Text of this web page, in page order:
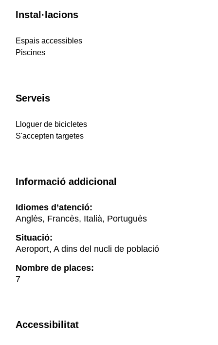
Instal·lacions
Espais accessibles
Piscines
Serveis
Lloguer de bicicletes
S'accepten targetes
Informació addicional
Idiomes d’atenció:
Anglès, Francès, Italià, Portuguès
Situació:
Aeroport, A dins del nucli de població
Nombre de places:
7
Accessibilitat